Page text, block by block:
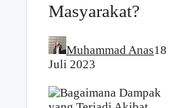
Masyarakat?
Muhammad Anas18
Juli 2023